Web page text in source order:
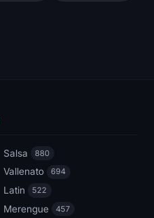
Salsa 880
Vallenato 694
Latin 522
Merengue 457